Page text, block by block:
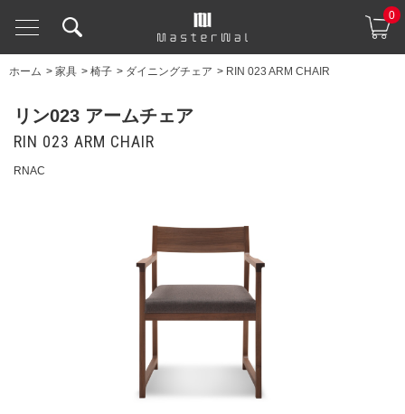
0
ホーム > 家具 > 椅子 > ダイニングチェア > RIN 023 ARM CHAIR
リン023 アームチェア
RIN 023 ARM CHAIR
RNAC